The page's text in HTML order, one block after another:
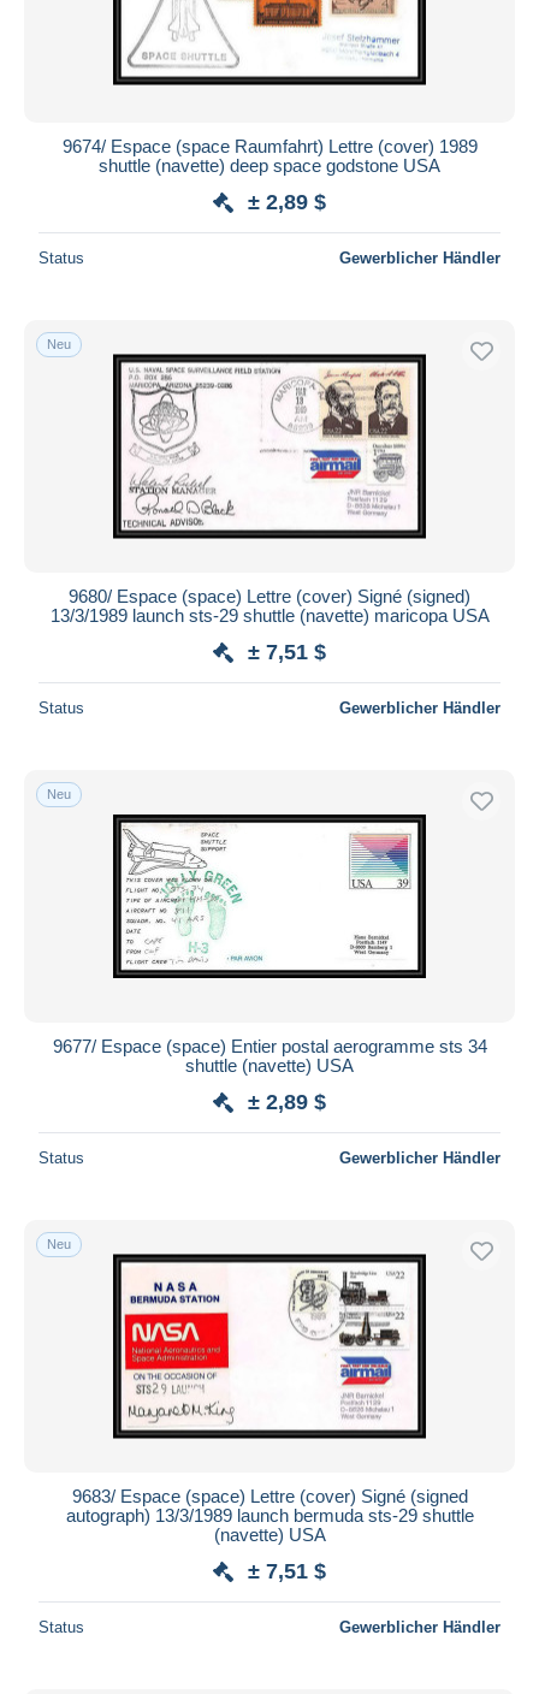
9674/ Espace (space Raumfahrt) Lettre (cover) 1989
shuttle (navette) deep space godstone USA
± 2,89 $
Status Gewerblicher Händler
Neu
9680/ Espace (space) Lettre (cover) Signé (signed)
13/3/1989 launch sts-29 shuttle (navette) maricopa USA
± 7,51 $
Status Gewerblicher Händler
Neu
9677/ Espace (space) Entier postal aerogramme sts 34
shuttle (navette) USA
± 2,89 $
Status Gewerblicher Händler
Neu
9683/ Espace (space) Lettre (cover) Signé (signed
autograph) 13/3/1989 launch bermuda sts-29 shuttle
(navette) USA
± 7,51 $
Status Gewerblicher Händler